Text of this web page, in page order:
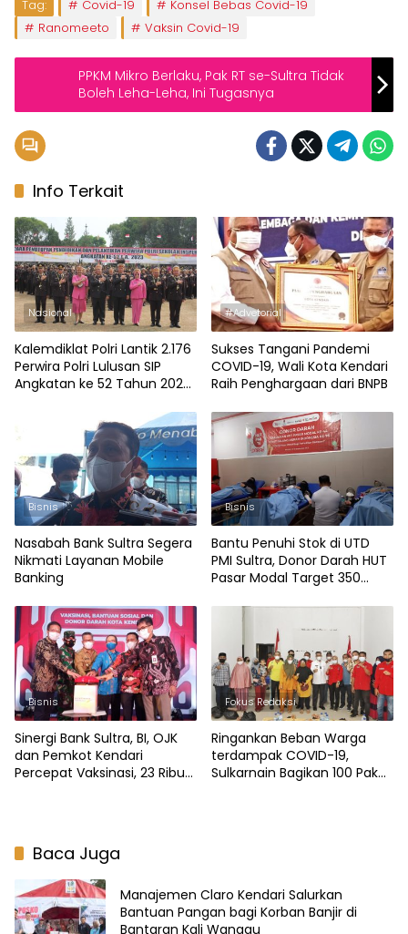
Tag: Covid-19
Konsel Bebas Covid-19
Ranomeeto
Vaksin Covid-19
PPKM Mikro Berlaku, Pak RT se-Sultra Tidak
Boleh Leha-Leha, Ini Tugasnya
Info Terkait
Nasional
Kalemdiklat Polri Lantik 2.176
Perwira Polri Lulusan SIP
Angkatan ke 52 Tahun 2023,
#Advetorial
Sukses Tangani Pandemi
COVID-19, Wali Kota Kendari
Raih Penghargaan dari BNPB
Bisnis
Nasabah Bank Sultra Segera
Nikmati Layanan Mobile
Banking
Bisnis
Bantu Penuhi Stok di UTD
PMI Sultra, Donor Darah HUT
Pasar Modal Target 350
Bisnis
Sinergi Bank Sultra, BI, OJK
dan Pemkot Kendari
Percepat Vaksinasi, 23 Ribu
Fokus Redaksi
Ringankan Beban Warga
terdampak COVID-19,
Sulkarnain Bagikan 100 Paket
Baca Juga
Manajemen Claro Kendari Salurkan
Bantuan Pangan bagi Korban Banjir di
Bantaran Kali Wanggu